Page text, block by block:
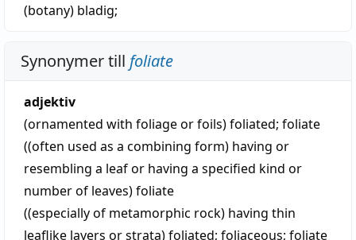
(botany) bladig;
Synonymer till foliate
adjektiv
(ornamented with foliage or foils)foliated; foliate
((often used as a combining form) having or
resembling a leaf or having a specified kind or
number of leaves)foliate
((especially of metamorphic rock) having thin
leaflike layers or strata)foliated; foliaceous; foliate